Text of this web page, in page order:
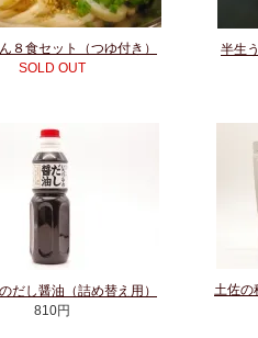
８食セット（つゆ付き）
SOLD OUT
半生
だし醤油（詰め替え用）
810円
土佐の